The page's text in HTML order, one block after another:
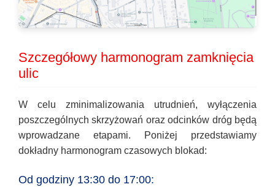
Szczegółowy harmonogram zamknięcia
ulic
W celu zminimalizowania utrudnień, wyłączenia
poszczególnych skrzyżowań oraz odcinków dróg będą
wprowadzane etapami. Poniżej przedstawiamy
dokładny harmonogram czasowych blokad:
Od godziny 13:30 do 17:00: